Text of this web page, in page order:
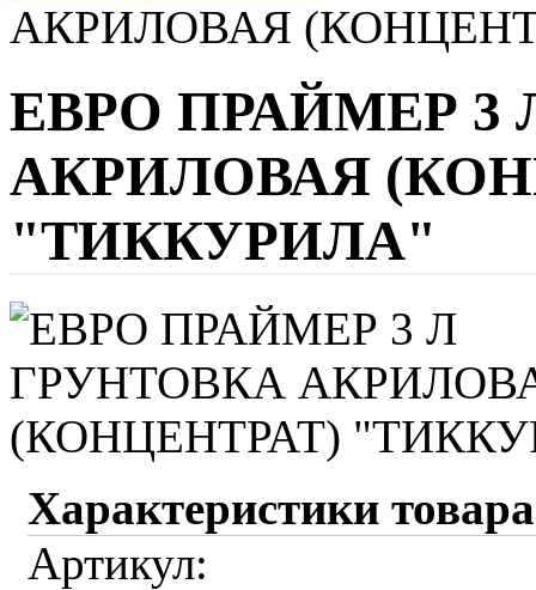
АКРИЛОВАЯ
ЕВРО ПРАЙМЕР 3
АКРИЛОВАЯ
"ТИККУРИЛА"
Характеристики
Артикул: